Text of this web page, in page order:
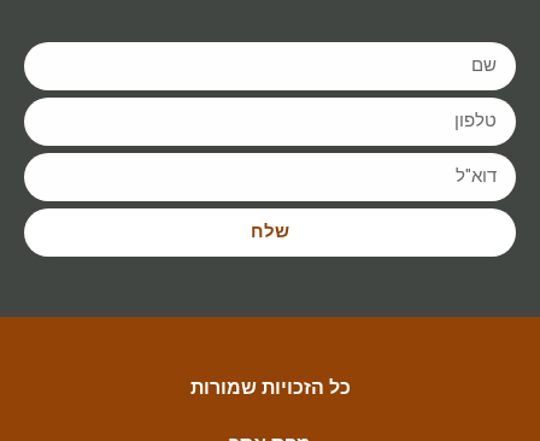
שלח
כל הזכויות שמורות